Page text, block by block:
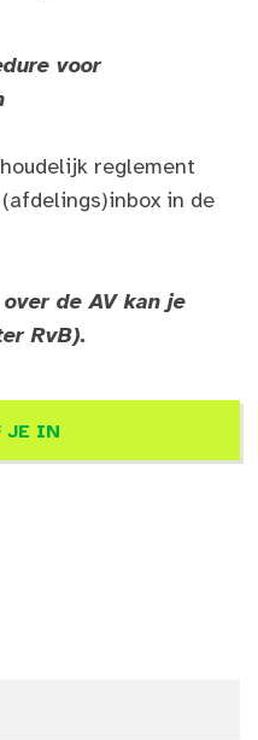
voor
reglement
in de
de AV kan je
RvB).
JE IN